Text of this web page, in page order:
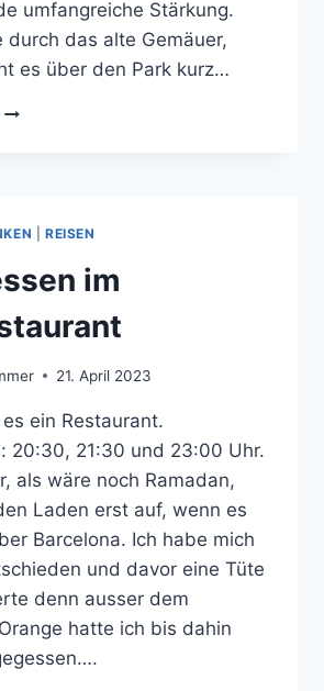
umfangreiche Stärkung.
durch das alte Gemäuer,
es über den Park kurz…
FRÜHSTÜCKEN
REISEN
im
21. April 2023
ein Restaurant.
20:30, 21:30 und 23:00 Uhr.
als wäre noch Ramadan,
Laden erst auf, wenn es
Barcelona. Ich habe mich
und davor eine Tüte
denn ausser dem
hatte ich bis dahin